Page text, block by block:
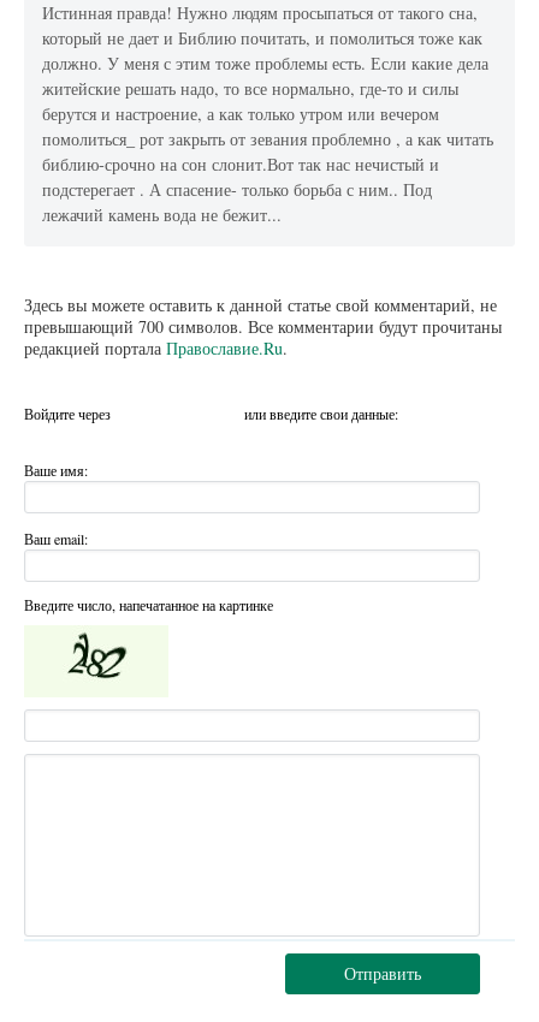
Истинная правда! Нужно людям просыпаться от такого сна,
который не дает и Библию почитать, и помолиться тоже как
должно. У меня с этим тоже проблемы есть. Если какие дела
житейские решать надо, то все нормально, где-то и силы
берутся и настроение, а как только утром или вечером
помолиться_ рот закрыть от зевания проблемно , а как читать
библию-срочно на сон слонит.Вот так нас нечистый и
подстерегает . А спасение- только борьба с ним.. Под
лежачий камень вода не бежит...
Здесь вы можете оставить к данной статье свой комментарий, не
превышающий 700 символов. Все комментарии будут прочитаны
редакцией портала Православие.Ru.
Войдите через или введите свои данные:
Ваше имя:
Ваш email:
Введите число, напечатанное на картинке
Отправить